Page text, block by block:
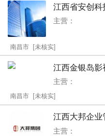
江西省安创科
主营：
南昌市 [未核实]
江西金银岛
主营：
南昌市 [未核实]
江西大邦企业
主营：